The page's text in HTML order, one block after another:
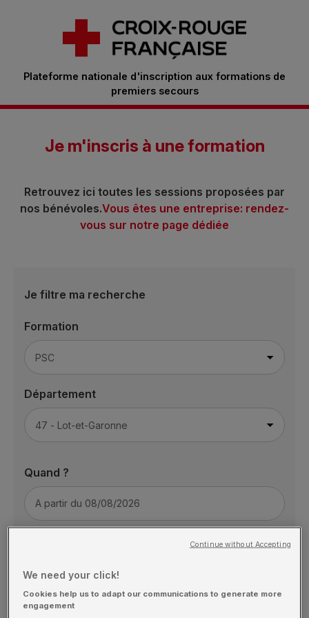
Plateforme nationale d'inscription aux formations de
premiers secours
Je m'inscris à une formation
Retrouvez ici toutes les sessions proposées par
nos bénévoles.Vous êtes une entreprise: rendez-
vous sur notre page dédiée
Je filtre ma recherche
Formation
Département
Quand ?
We need your click!
Cookies help us to adapt our communications to generate more
engagement
Continue without Accepting